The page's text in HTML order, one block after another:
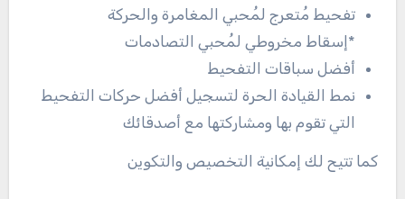
تفحيط مُتعرج لمُحبي المغامرة والحركة
*إسقاط مخروطي لمُحبي التصادمات
أفضل سباقات التفحيط
نمط القيادة الحرة لتسجيل أفضل حركات التفحيط
التي تقوم بها ومشاركتها مع أصدقائك
كما تتيح لك إمكانية التخصيص والتكوين